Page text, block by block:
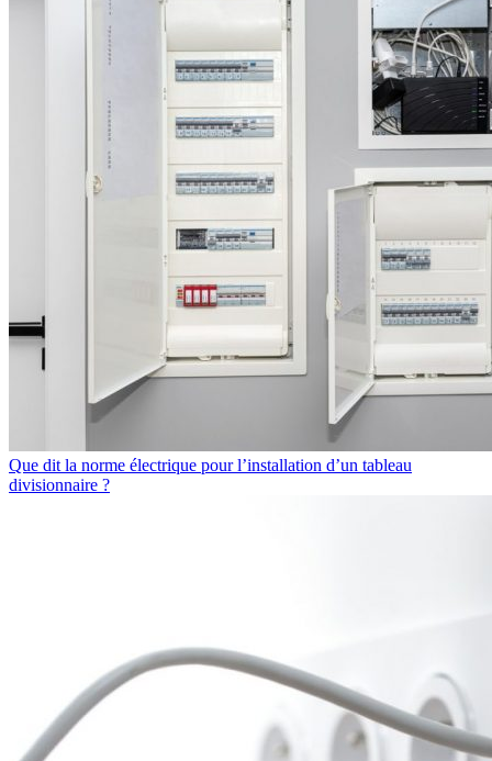
Que dit la norme électrique pour l’installation d’un tableau
divisionnaire ?